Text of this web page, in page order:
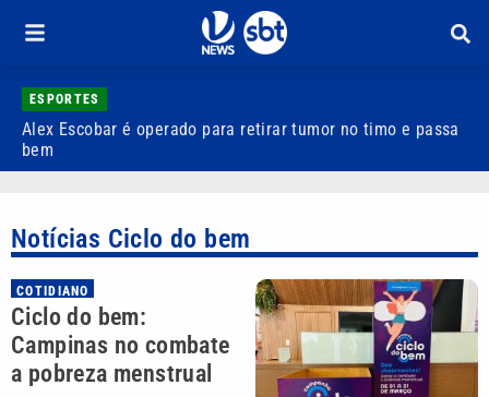
ESPORTES
Alex Escobar é operado para retirar tumor no timo e passa
bem
Notícias Ciclo do bem
COTIDIANO
Ciclo do bem:
Campinas no combate
a pobreza menstrual